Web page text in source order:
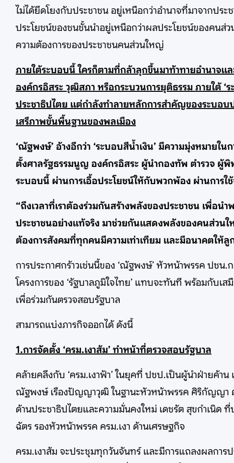
ไม่ได้ยึดโยงกับประชาชน อยู่เหนือกว่าอำนาจที่มาจากปร
ประโยชน์ของชนชั้นนำอยู่เหนือกว่าผลประโยชน์ของคน
ความต้องการของประชาชนคนส่วนใหญ่
ภายใต้ระบอบนี้ ใครก็ตามที่กล้าลุกขึ้นมาท้าทายอำนาจแ
องค์กรอิสระ วุฒิสภา หรือกระบวนการยุติธรรม ภายใต้
ประชาธิปไตย แต่กำลังทำลายหลักการสำคัญของระบอ
เสรีภาพขั้นพื้นฐานของพลเมือง
‘ณัฐพงษ์’ อ้างอีกว่า ‘ระบอบสีน้ำเงิน’ มีความมุ่งหมายใ
ตั้งศาลรัฐธรรมนูญ องค์กรอิสระ ผู้นำกองทัพ ตำรวจ ผู้พิ
ระบอบนี้ ผ่านการเอื้อประโยชน์ให้กับพวกพ้อง ผ่านการใ
“ถึงเวลาที่เราต้องร่วมกันสร้างพลังของประชาชน เพื่อ
ประชาชนอย่างแท้จริง มาช่วยกันแสดงพลังของคนส่วนใ
ต้องการสังคมที่ทุกคนมีความเท่าเทียม และมีอนาคตให้
การประกาศกร้าวเช่นนี้ของ ‘ณัฐพงษ์’ หัวหน้าพรรค ปชน.
โครงการของ ‘รัฐบาลภูมิใจไทย’ แทบจะทันที พร้อมกับเ
เพื่อร่วมกันตรวจสอบรัฐบาล
สามารถแบ่งภารกิจออกได้ ดังนี้
1.การจัดตั้ง ‘ครม.เงาส้ม’ ทำหน้าที่ตรวจสอบรัฐบาล
คล้ายคลึงกับ ‘ครม.เงาฟ้า’ ในยุคที่ ปชป.เป็นผู้นำฝ่ายค้
ณัฐพงษ์ เรืองปัญญาวุฒิ ในฐานะหัวหน้าพรรค ศิริกัญญา ตั
ด้านประชาธิปไตยและความมั่นคงใหม่ เดชรัต สุขกำเนิ
ฉัตร รองหัวหน้าพรรค ครม.เงา ด้านเศรษฐกิจ
ครม.เงาส้ม จะประชุมทุกวันจันทร์ และมีการแถลงผลการ